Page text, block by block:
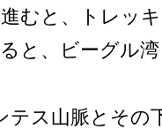
むと、トレッ
と、­ビーグル
ス山脈とその